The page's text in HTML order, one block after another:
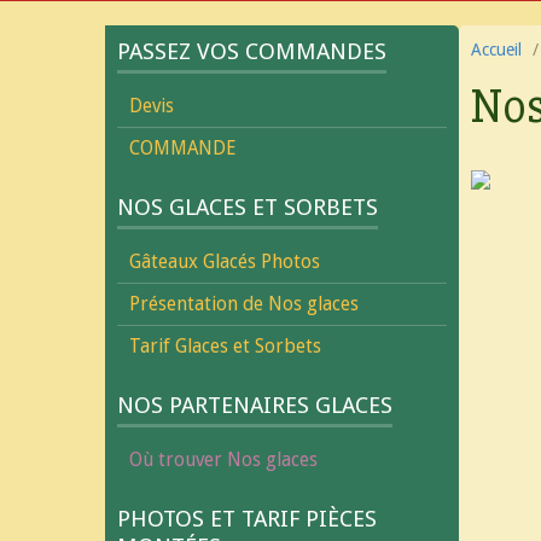
Accueil
PASSEZ VOS COMMANDES
Devis
COMMANDE
NOS GLACES ET SORBETS
Gâteaux Glacés Photos
Présentation de Nos glaces
Tarif Glaces et Sorbets
NOS PARTENAIRES GLACES
Où trouver Nos glaces
PHOTOS ET TARIF PIÈCES